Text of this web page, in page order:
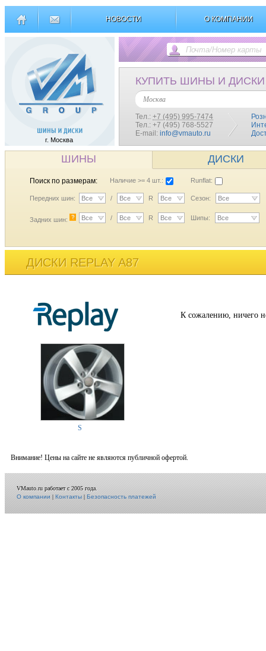
НОВОСТИ О КОМПАНИИ
г. Москва
КУПИТЬ ШИНЫ И ДИСКИ
Москва
Тел.: +7 (495) 995-7474
Тел.: +7 (495) 768-5527
E-mail: info@vmauto.ru
ШИНЫ ДИСКИ
Поиск по размерам: Наличие >= 4 шт.: Runflat:
Передних шин: Все / Все R Все Сезон: Все
Задних шин: ? Все / Все R Все Шипы: Все
ДИСКИ REPLAY A87
S
К сожалению, ничего
Внимание! Цены на сайте не являются публичной офертой.
VMauto.ru работает с 2005 года.
О компании|Контакты|Безопасность платежей